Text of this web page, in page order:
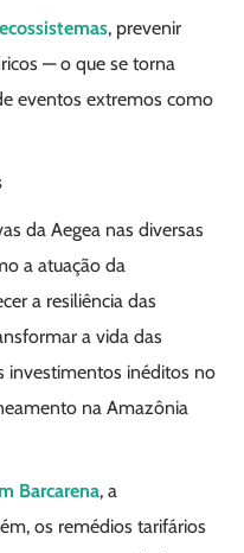
, prevenir
— o que se torna
eventos extremos como
da Aegea nas diversas
a atuação da
a resiliência das
a vida das
investimentos inéditos no
na Amazônia
Barcarena, a
os remédios tarifários